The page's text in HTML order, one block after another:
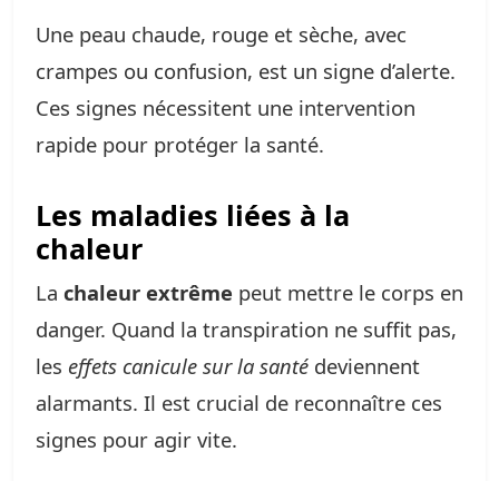
Une peau chaude, rouge et sèche, avec
crampes ou confusion, est un signe d’alerte.
Ces signes nécessitent une intervention
rapide pour protéger la santé.
Les maladies liées à la
chaleur
La chaleur extrême peut mettre le corps en
danger. Quand la transpiration ne suffit pas,
les effets canicule sur la santé deviennent
alarmants. Il est crucial de reconnaître ces
signes pour agir vite.